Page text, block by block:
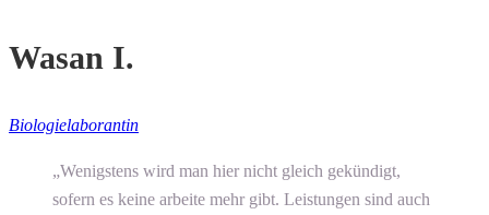
Wasan I.
Biologielaborantin
„Wenigstens wird man hier nicht gleich gekündigt,
sofern es keine arbeite mehr gibt. Leistungen sind auch